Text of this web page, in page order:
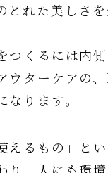
とれた美しさ
くるには内
ウターケアの
ります。
えるもの」と